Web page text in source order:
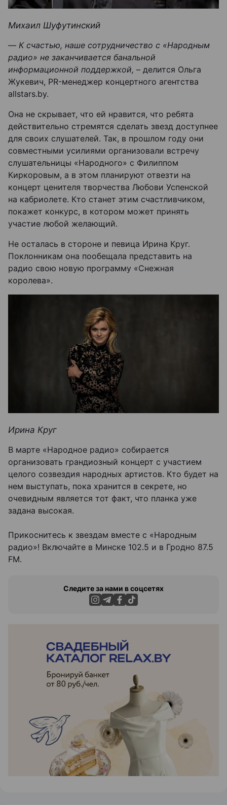
Михаил Шуфутинский
— К счастью, наше сотрудничество с «Народным
радио» не заканчивается банальной
информационной поддержкой, – делится Ольга
Жукевич, PR-менеджер концертного агентства
allstars.by.
Она не скрывает, что ей нравится, что ребята
действительно стремятся сделать звезд доступнее
для своих слушателей. Так, в прошлом году они
совместными усилиями организовали встречу
слушательницы «Народного» с Филиппом
Киркоровым, а в этом планируют отвезти на
концерт ценителя творчества Любови Успенской
на кабриолете. Кто станет этим счастливчиком,
покажет конкурс, в котором может принять
участие любой желающий.
Не осталась в стороне и певица Ирина Круг.
Поклонникам она пообещала представить на
радио свою новую программу «Снежная
королева».
Ирина Круг
В марте «Народное радио» собирается
организовать грандиозный концерт с участием
целого созвездия народных артистов. Кто будет на
нем выступать, пока хранится в секрете, но
очевидным является тот факт, что планка уже
задана высокая.
Прикоснитесь к звездам вместе с «Народным
радио»! Включайте в Минске 102.5 и в Гродно 87.5
FM.
Следите за нами в соцсетях
ЭФФЕКТИВНАЯ РЕКЛАМА НА САЙТЕ